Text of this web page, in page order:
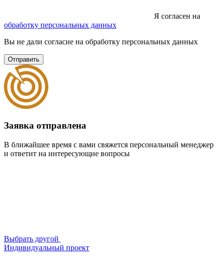
Я согласен на
обработку персональных данных
Вы не дали согласие на обработку персональных данных
Отправить
Заявка отправлена
В ближайшее время с вами свяжется персональный менеджер
и ответит на интересующие вопросы
Выбрать другой
Индивидуальный проект